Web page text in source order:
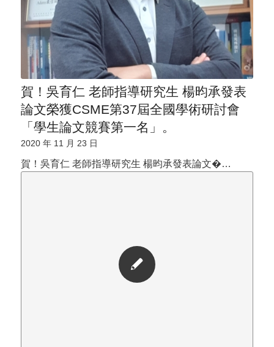
賀！吳育仁 老師指導研究生 楊昀承發表
論文榮獲CSME第37屆全國學術研討會
「學生論文競賽第一名」。
2020 年 11 月 23 日
賀！吳育仁 老師指導研究生 楊昀承發表論文�…